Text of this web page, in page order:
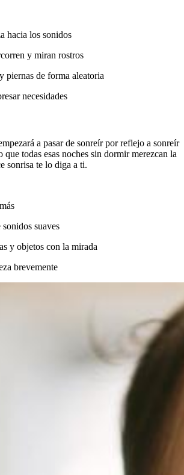
hacia los sonidos
y miran rostros
piernas de forma aleatoria
necesidades
a pasar de sonreír por reflejo a sonreír
que todas esas noches sin dormir merezcan la
sonrisa te lo diga a ti.
suaves
y objetos con la mirada
brevemente